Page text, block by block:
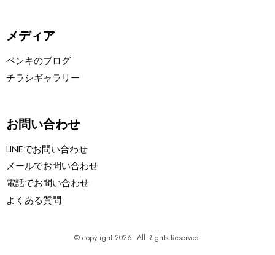
メディア
ペンキのブログ
チラシギャラリー
お問い合わせ
LINEでお問い合わせ
メールでお問い合わせ
電話でお問い合わせ
よくある質問
© copyright 2026. All Rights Reserved.